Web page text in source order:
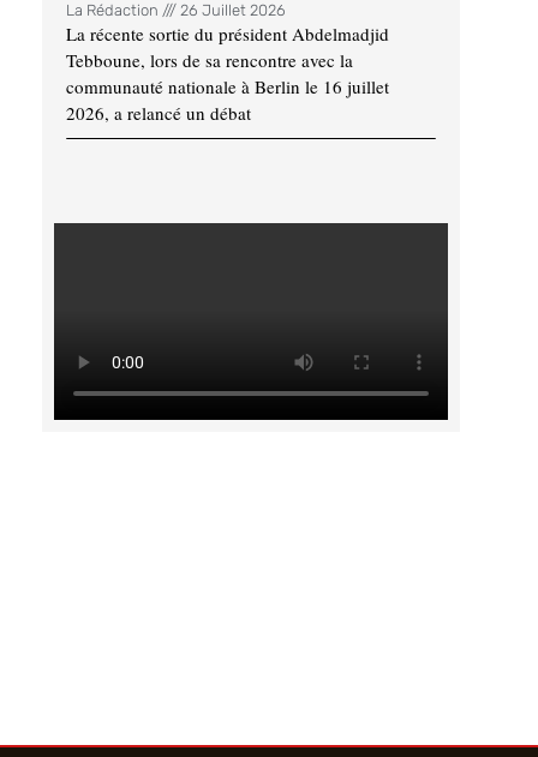
La Rédaction 26 Juillet 2026
La récente sortie du président Abdelmadjid
Tebboune, lors de sa rencontre avec la
communauté nationale à Berlin le 16 juillet
2026, a relancé un débat